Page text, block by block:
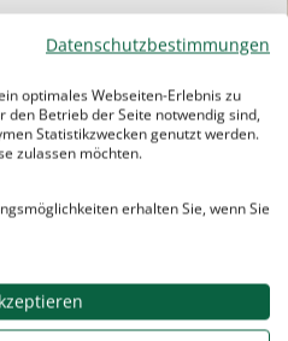
die Realschulesind
möglich.
gibt es keine
keine
DieEinzelnachhilfe
Datenschutzbestimmungen
optimales Webseiten-Erlebnis zu
den Betrieb der Seite notwendig sind,
Statistikzwecken genutzt werden.
zulassen möchten.
erhalten Sie, wenn Sie